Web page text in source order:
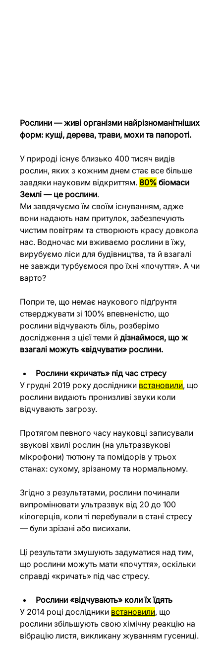
Рослини — живі організми найрізноманітніших
форм: кущі, дерева, трави, мохи та папороті.
У природі існує близько 400 тисяч видів
рослин, яких з кожним днем стає все більше
завдяки науковим відкриттям. 80% біомаси
Землі — це рослини.
Ми завдячуємо їм своїм існуванням, адже
вони надають нам притулок, забезпечують
чистим повітрям та створюють красу довкола
нас. Водночас ми вживаємо рослини в їжу,
вирубуємо ліси для будівництва, та й взагалі
не завжди турбуємося про їхні «почуття». А чи
варто?
Попри те, що немає наукового підґрунтя
стверджувати зі 100% впевненістю, що
рослини відчувають біль, розберімо
дослідження з цієї теми й дізнаймося, що ж
взагалі можуть «відчувати» рослини.
Рослини «кричать» під час стресу
У грудні 2019 року дослідники встановили, що
рослини видають пронизливі звуки коли
відчувають загрозу.
Протягом певного часу науковці записували
звукові хвилі рослин (на ультразвукові
мікрофони) тютюну та помідорів у трьох
станах: сухому, зрізаному та нормальному.
Згідно з результатами, рослини починали
випромінювати ультразвук від 20 до 100
кілогерців, коли ті перебували в стані стресу
— були зрізані або висихали.
Ці результати змушують задуматися над тим,
що рослини можуть мати «почуття», оскільки
справді «кричать» під час стресу.
Рослини «відчувають» коли їх їдять
У 2014 році дослідники встановили, що
рослини збільшують свою хімічну реакцію на
вібрацію листя, викликану жуванням гусениці.